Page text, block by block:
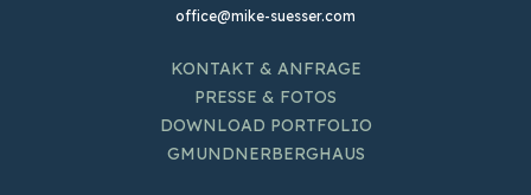
office@mike-suesser.com
KONTAKT & ANFRAGE
PRESSE & FOTOS
DOWNLOAD PORTFOLIO
GMUNDNERBERGHAUS